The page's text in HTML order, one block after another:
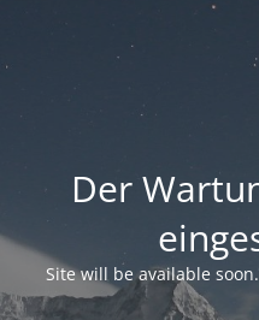
Der
Site will be available